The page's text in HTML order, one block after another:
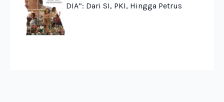
DIA”: Dari SI, PKI, Hingga Petrus